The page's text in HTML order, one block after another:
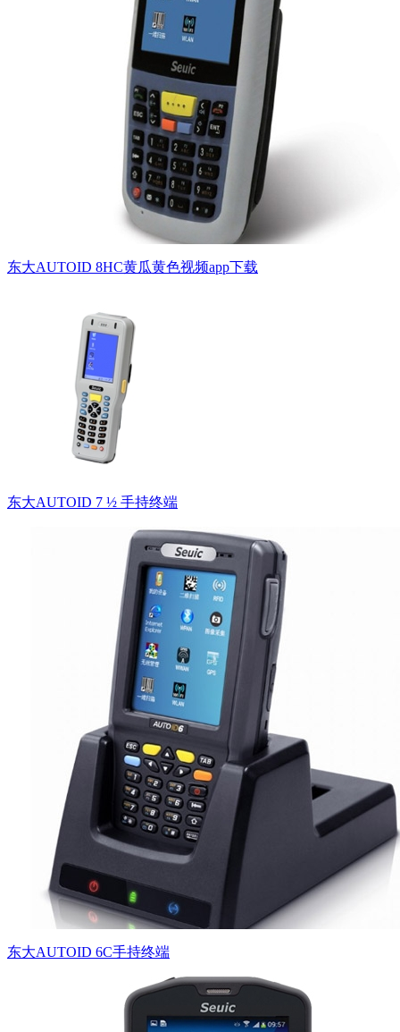
东大AUTOID 8HC黄瓜黄色视频app下载
东大AUTOID 7 ½ 手持终端
东大AUTOID 6C手持终端